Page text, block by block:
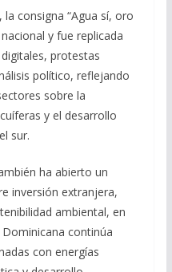
consigna “Agua sí, oro
y fue replicada
protestas
político, reflejando
sobre la
y el desarrollo
sur.
ha abierto un
inversión extranjera,
ambiental, en
continúa
con energías